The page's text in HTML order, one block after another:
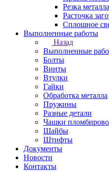
Резка
Расточка
Сплошное
Выполненные работы
Назад
Выполненные
Болты
Винты
Втулки
Гайки
Обработка металла
Пружины
Разные детали
Чашки
Шайбы
Штифты
Документы
Новости
Контакты